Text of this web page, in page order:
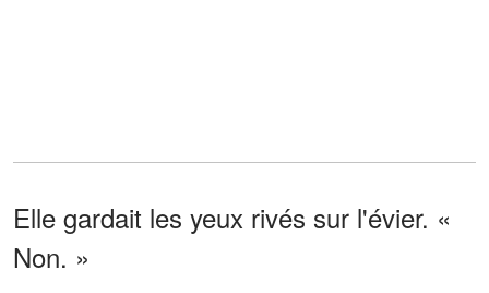
Elle gardait les yeux rivés sur l'évier. «
Non. »